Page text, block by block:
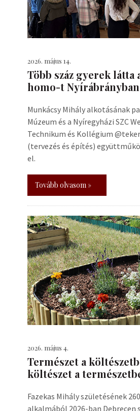
2026. május 14.
Több száz gyerek látta
homo-t Nyírábrányban
Munkácsy Mihály alkotásának
Múzeum és a Nyíregyházi SZC
Technikum és Kollégium
(tervezés és építés)
el.
Tovább olvasom »
2026. május 4.
Természet a
költészet a
Fazekas Mihály születésének
alkalmából 2026-ban Debrecen